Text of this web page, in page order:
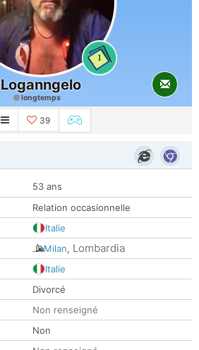
1
Loganngelo
longtemps
39
53 ans
Relation occasionnelle
Italie
Milan, Lombardia
Italie
Divorcé
Non renseigné
Non